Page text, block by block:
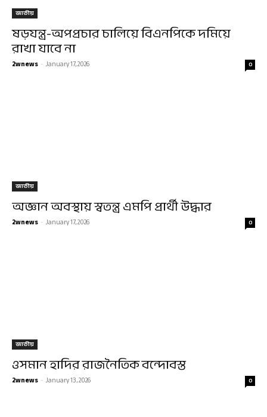
জাতীয়
ষড়যন্ত্র-অপপ্রচার চালিয়ে বিএন‌পিকে দ‌মিয়ে
রাখা যাবে না
2wnews -January 17, 2026 0
জাতীয়
অজ্ঞান অবস্থায় স্বতন্ত্র এমপি প্রার্থী উদ্ধার
2wnews -January 17, 2026 0
জাতীয়
ওসমান হাদির রাজনৈতিক বন্দোবস্ত
2wnews -January 13, 2026 0